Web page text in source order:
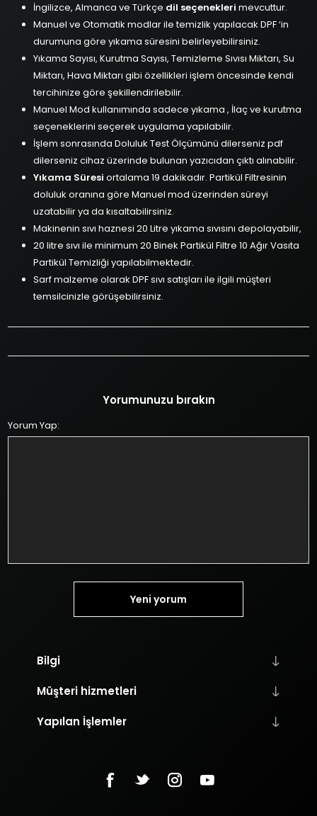
İngilizce, Almanca ve Türkçe dil seçenekleri mevcuttur.
Manuel ve Otomatik modlar ile temizlik yapılacak DPF ‘in
durumuna göre yıkama süresini belirleyebilirsiniz.
Yıkama Sayısı, Kurutma Sayısı, Temizleme Sıvısı Miktarı, Su
Miktarı, Hava Miktarı gibi özellikleri işlem öncesinde kendi
tercihinize göre şekillendirilebilir.
Manuel Mod kullanımında sadece yıkama , İlaç ve kurutma
seçeneklerini seçerek uygulama yapılabilir.
İşlem sonrasında Doluluk Test Ölçümünü dilerseniz pdf
dilerseniz cihaz üzerinde bulunan yazıcıdan çıktı alınabilir.
Yıkama Süresi ortalama 19 dakikadır. Partikül Filtresinin
doluluk oranına göre Manuel mod üzerinden süreyi
uzatabilir ya da kısaltabilirsiniz.
Makinenin sıvı haznesi 20 Litre yıkama sıvısını depolayabilir,
20 litre sıvı ile minimum 20 Binek Partikül Filtre 10 Ağır Vasıta
Partikül Temizliği yapılabilmektedir.
Sarf malzeme olarak DPF sıvı satışları ile ilgili müşteri
temsilcinizle görüşebilirsiniz.
Yorumunuzu bırakın
Yorum Yap:
Yeni yorum
Bilgi
Müşteri hizmetleri
Yapılan İşlemler